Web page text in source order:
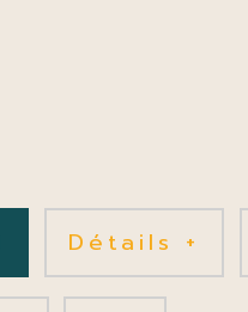
Détails +